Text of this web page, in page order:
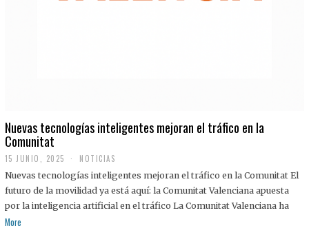
Nuevas tecnologías inteligentes mejoran el tráfico en la
Comunitat
15 JUNIO, 2025 NOTICIAS
Nuevas tecnologías inteligentes mejoran el tráfico en la Comunitat El
futuro de la movilidad ya está aquí: la Comunitat Valenciana apuesta
por la inteligencia artificial en el tráfico La Comunitat Valenciana ha
More